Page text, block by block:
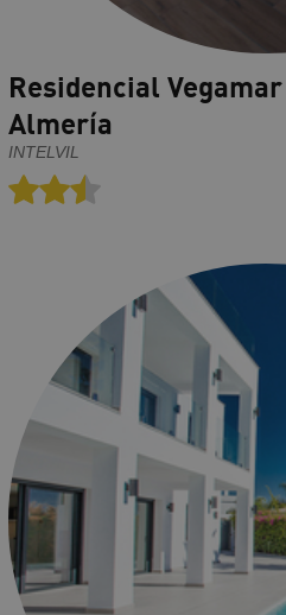
Residencial
Almería
INTELVIL